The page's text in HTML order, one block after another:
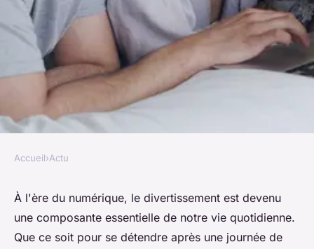
Les fonctionnalités et options
disponibles sur Wawacity.
Accueil›Actu
À l'ère du numérique, le divertissement est devenu
une composante essentielle de notre vie quotidienne.
Que ce soit pour se détendre après une journée de